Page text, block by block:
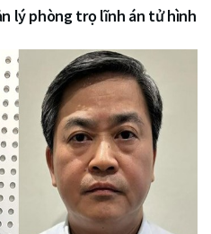
lý phòng trọ lĩnh án tử hình